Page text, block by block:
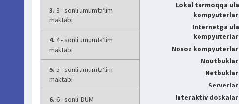
3. 3 - sonli umumta‘lim
maktabi
4. 4 - sonli umumta‘lim
maktabi
5. 5 - sonli umumta‘lim
maktabi
6. 6 - sonli IDUM
Lokal tarmoqqa
kompyuterlar
Internetga
kompyuterlar
Nosoz kompyuterlar
Noutbuklar
Netbuklar
Interaktiv doskalar